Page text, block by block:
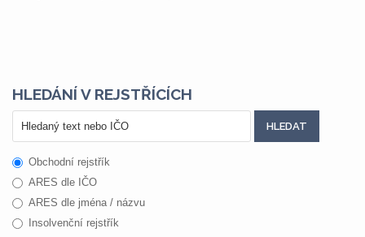
HLEDÁNÍ V REJSTŘÍCÍCH
Obchodní rejstřík
ARES dle IČO
ARES dle jména / názvu
Insolvenční rejstřík